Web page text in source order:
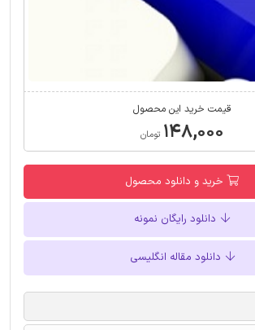
قیمت خرید این محصول
۱۴۸,۰۰۰ تومان
خرید و دانلود محصول
دانلود رایگان نمونه
دانلود مقاله انگلیسی